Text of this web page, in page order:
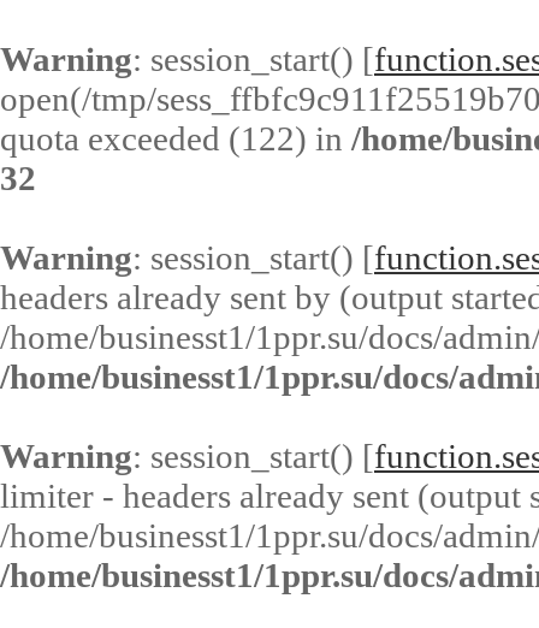
Warning: session_start() [
open(/tmp/
quota exceeded (122) in /home/
32
Warning: session_start() [
headers already sent by (output
/home/businesst1/1ppr.su/docs/
/home/businesst1/1ppr.su/docs/
Warning: session_start() [
limiter - headers already sent (output
/home/businesst1/1ppr.su/docs/
/home/businesst1/1ppr.su/docs/